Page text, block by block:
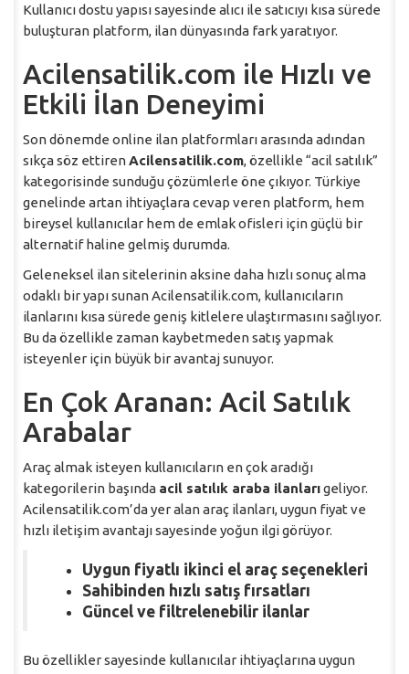
Kullanıcı dostu yapısı sayesinde alıcı ile satıcıyı kısa sürede
buluşturan platform, ilan dünyasında fark yaratıyor.
Acilensatilik.com ile Hızlı ve
Etkili İlan Deneyimi
Son dönemde online ilan platformları arasında adından
sıkça söz ettirenAcilensatilik.com, özellikle “acil satılık”
kategorisinde sunduğu çözümlerle öne çıkıyor. Türkiye
genelinde artan ihtiyaçlara cevap veren platform, hem
bireysel kullanıcılar hem de emlak ofisleri için güçlü bir
alternatif haline gelmiş durumda.
Geleneksel ilan sitelerinin aksine daha hızlı sonuç alma
odaklı bir yapı sunan Acilensatilik.com, kullanıcıların
ilanlarını kısa sürede geniş kitlelere ulaştırmasını sağlıyor.
Bu da özellikle zaman kaybetmeden satış yapmak
isteyenler için büyük bir avantaj sunuyor.
En Çok Aranan: Acil Satılık
Arabalar
Araç almak isteyen kullanıcıların en çok aradığı
kategorilerin başında acil satılık araba ilanlarıgeliyor.
Acilensatilik.com’da yer alan araç ilanları, uygun fiyat ve
hızlı iletişim avantajı sayesinde yoğun ilgi görüyor.
Uygun fiyatlı ikinci el araç seçenekleri
Sahibinden hızlı satış fırsatları
Güncel ve filtrelenebilir ilanlar
Bu özellikler sayesinde kullanıcılar ihtiyaçlarına uygun